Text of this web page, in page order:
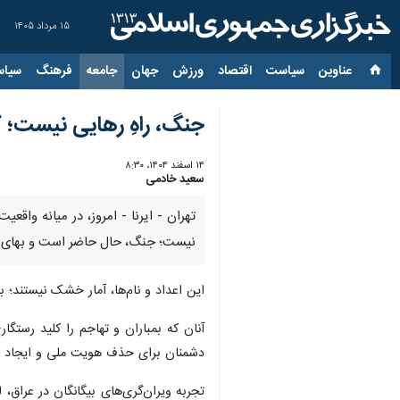
۱۵ مرداد ۱۴۰۵
عناوین‌ سیاست اقتصاد ورزش جهان جامعه فرهنگ
جنگ، راهِ رهایی نیست؛
۱۴ اسفند ۱۴۰۴، ۸:۳۰
سعید خادمی